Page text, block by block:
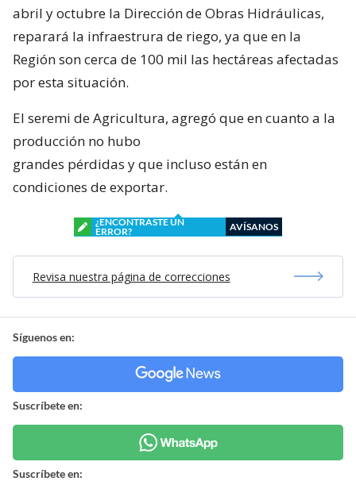
abril y octubre la Dirección de Obras Hidráulicas,
reparará la infraestrura de riego, ya que en la
Región son cerca de 100 mil las hectáreas afectadas
por esta situación.
El seremi de Agricultura, agregó que en cuanto a la
producción no hubo
grandes pérdidas y que incluso están en
condiciones de exportar.
¿ENCONTRASTE UN
ERROR?
AVÍSANOS
Revisa nuestra página de correcciones
Síguenos en:
Suscríbete en:
Suscríbete en: